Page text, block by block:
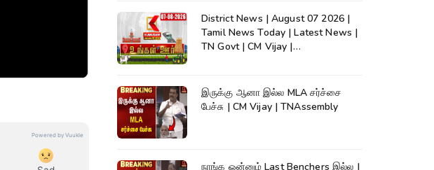
District News | August 07 2026 |
Tamil News Today | Latest News |
TN Govt | CM Vijay |
இருக்கு ஆனா இல்ல MLA சர்ச்சை
பேச்சு | CM Vijay | TNAssembly
நாங்க ஒன்னும் Last Benchers இல்ல |